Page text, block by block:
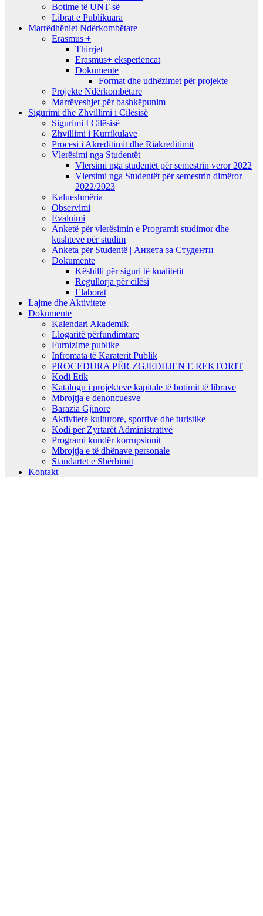
Botime të UNT-së
Librat e Publikuara
Marrëdhëniet Ndërkombëtare
Erasmus +
Thirrjet
Erasmus+ eksperiencat
Dokumente
Format dhe udhëzimet për projekte
Projekte Ndërkombëtare
Marrëveshjet për bashkëpunim
Sigurimi dhe Zhvillimi i Cilësisë
Sigurimi I Cilësisë
Zhvillimi i Kurrikulave
Procesi i Akreditimit dhe Riakreditimit
Vlerësimi nga Studentët
Vlersimi nga studentët për semestrin veror 2022
Vlersimi nga Studentët për semestrin dimëror
2022/2023
Kalueshmëria
Observimi
Evaluimi
Anketë për vlerësimin e Programit studimor dhe
kushteve për studim
Anketa për Studentë | Анкета за Студенти
Dokumente
Këshilli për siguri të kualitetit
Regullorja për cilësi
Elaborat
Lajme dhe Aktivitete
Dokumente
Kalendari Akademik
Llogaritë përfundimtare
Furnizime publike
Infromata të Karaterit Publik
PROCEDURA PËR ZGJEDHJEN E REKTORIT
Kodi Etik
Katalogu i projekteve kapitale të botimit të librave
Mbrojtja e denoncuesve
Barazia Gjinore
Aktivitete kulturore, sportive dhe turistike
Kodi për Zyrtarët Administrativë
Programi kundër korrupsionit
Mbrojtja e të dhënave personale
Standartet e Shërbimit
Kontakt